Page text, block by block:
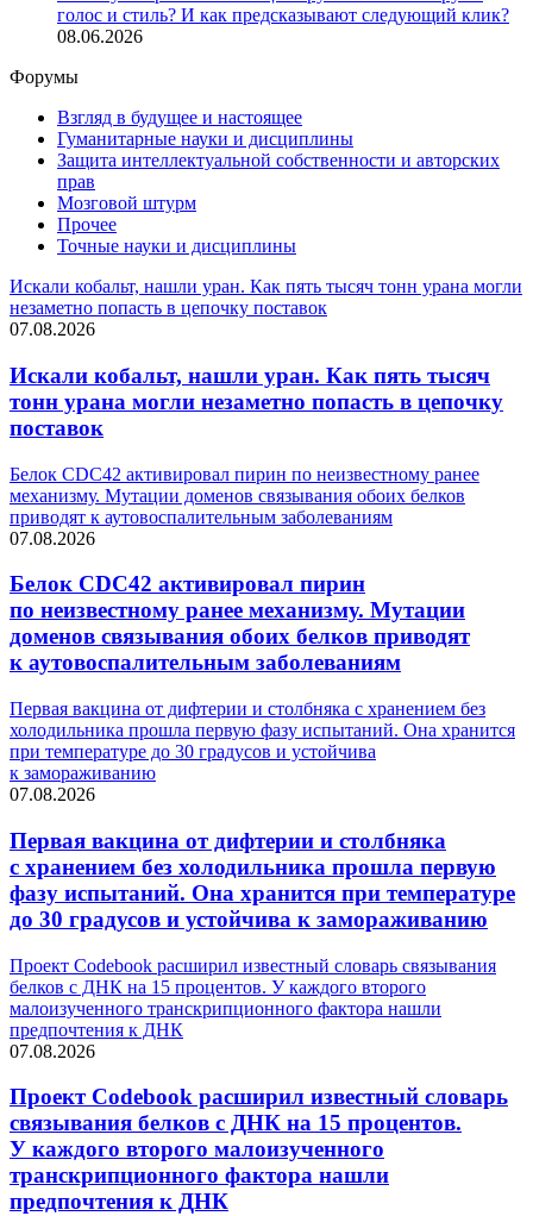
голос и стиль? И как предсказывают следующий клик?
08.06.2026
Форумы
Взгляд в будущее и настоящее
Гуманитарные науки и дисциплины
Защита интеллектуальной собственности и авторских
прав
Мозговой штурм
Прочее
Точные науки и дисциплины
Искали кобальт, нашли уран. Как пять тысяч тонн урана могли
незаметно попасть в цепочку поставок
07.08.2026
Искали кобальт, нашли уран. Как пять тысяч
тонн урана могли незаметно попасть в цепочку
поставок
Белок CDC42 активировал пирин по неизвестному ранее
механизму. Мутации доменов связывания обоих белков
приводят к аутовоспалительным заболеваниям
07.08.2026
Белок CDC42 активировал пирин
по неизвестному ранее механизму. Мутации
доменов связывания обоих белков приводят
к аутовоспалительным заболеваниям
Первая вакцина от дифтерии и столбняка с хранением без
холодильника прошла первую фазу испытаний. Она хранится
при температуре до 30 градусов и устойчива
к замораживанию
07.08.2026
Первая вакцина от дифтерии и столбняка
с хранением без холодильника прошла первую
фазу испытаний. Она хранится при температуре
до 30 градусов и устойчива к замораживанию
Проект Codebook расширил известный словарь связывания
белков с ДНК на 15 процентов. У каждого второго
малоизученного транскрипционного фактора нашли
предпочтения к ДНК
07.08.2026
Проект Codebook расширил известный словарь
связывания белков с ДНК на 15 процентов.
У каждого второго малоизученного
транскрипционного фактора нашли
предпочтения к ДНК